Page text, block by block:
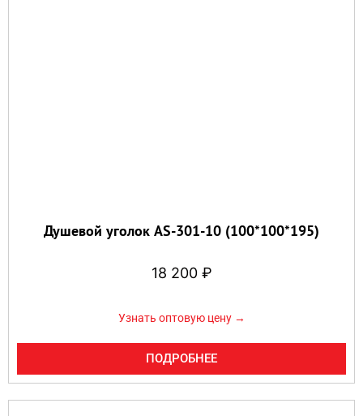
Душевой уголок AS-301-10 (100*100*195)
18 200 ₽
Узнать оптовую цену →
ПОДРОБНЕЕ